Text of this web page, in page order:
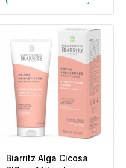
Biarritz Alga Cicosa